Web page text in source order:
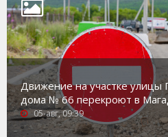
Движение на участке улицы
дома № 66 перекроют в
05-авг, 09:39